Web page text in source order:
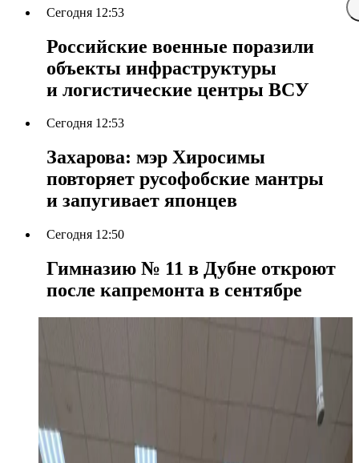
Сегодня 12:53
Российские военные поразили
объекты инфраструктуры
и логистические центры ВСУ
Сегодня 12:53
Захарова: мэр Хиросимы
повторяет русофобские мантры
и запугивает японцев
Сегодня 12:50
Гимназию № 11 в Дубне откроют
после капремонта в сентябре